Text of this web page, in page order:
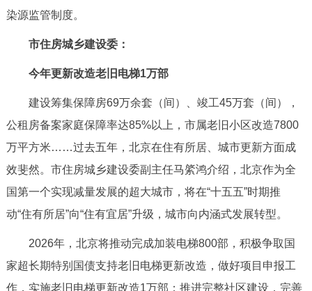
染源监管制度。
市住房城乡建设委：
今年更新改造老旧电梯1万部
建设筹集保障房69万余套（间）、竣工45万套（间），
公租房备案家庭保障率达85%以上，市属老旧小区改造7800
万平方米……过去五年，北京在住有所居、城市更新方面成
效斐然。市住房城乡建设委副主任马綮鸿介绍，北京作为全
国第一个实现减量发展的超大城市，将在“十五五”时期推
动“住有所居”向“住有宜居”升级，城市向内涵式发展转型。
2026年，北京将推动完成加装电梯800部，积极争取国
家超长期特别国债支持老旧电梯更新改造，做好项目申报工
作，实施老旧电梯更新改造1万部；推进完整社区建设，完善